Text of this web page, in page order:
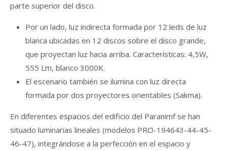
parte superior del disco.
Por un lado, luz indirecta formada por 12 leds de luz
blanca ubicadas en 12 discos sobre el disco grande,
que proyectan luz hacia arriba. Características: 4,5W,
555 Lm, blanco 3000K.
El escenario también se ilumina con luz directa
formada por dos proyectores orientables (Sakma).
En diferentes espacios del edificio del Paranimf se han
situado luminarias lineales (modelos PRO-194643-44-45-
46-47), integrándose a la perfección en el espacio y